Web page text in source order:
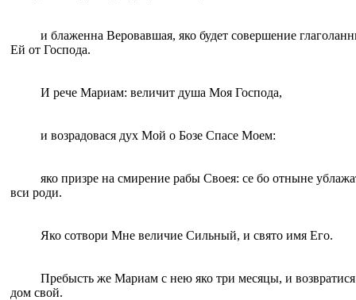
и блаженна Веровавшая, яко будет совершение
Ей от Господа.
И рече Мариам: величит душа Моя Господа,
и возрадовася дух Мой о Бозе Спасе Моем:
яко призре на смирение рабы Своея: се бо отныне
вси роди.
Яко сотвори Мне величие Сильный, и свято имя Его.
Пребысть же Мариам с нею яко три месяцы, и
дом свой.